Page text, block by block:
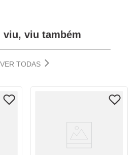
viu, viu também
VER TODAS